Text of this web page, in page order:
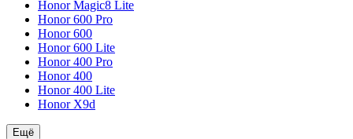
Honor Magic8 Lite
Honor 600 Pro
Honor 600
Honor 600 Lite
Honor 400 Pro
Honor 400
Honor 400 Lite
Honor X9d
Ещё